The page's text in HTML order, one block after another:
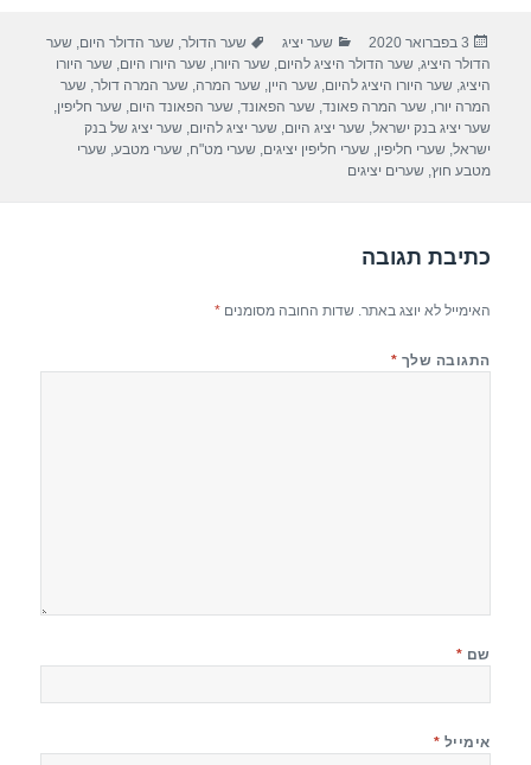
e
b
o
o
er
e
פורסם
בתאריך
3 בפברואר 2020 קטגוריות
שער יציג תגיות
שער הדולר,שער הדולר היום,שער
הדולר היציג,שער הדולר היציג להיום,שער היורו,שער היורו היום,שער היורו
היציג,שער היורו היציג להיום,שער היין,שער המרה,שער המרה דולר,שער
המרה יורו,שער המרה פאונד,שער הפאונד,שער הפאונד היום,שער חליפין,
שער יציג בנק ישראל,שער יציג היום,שער יציג להיום,שער יציג של בנק
ישראל,שערי חליפין,שערי חליפין יציגים,שערי מט"ח,שערי מטבע,שערי
מטבע חוץ,שערים יציגים
כתיבת תגובה
האימייל לא יוצג באתר. שדות החובה מסומנים*
התגובה שלך *
שם *
אימייל *